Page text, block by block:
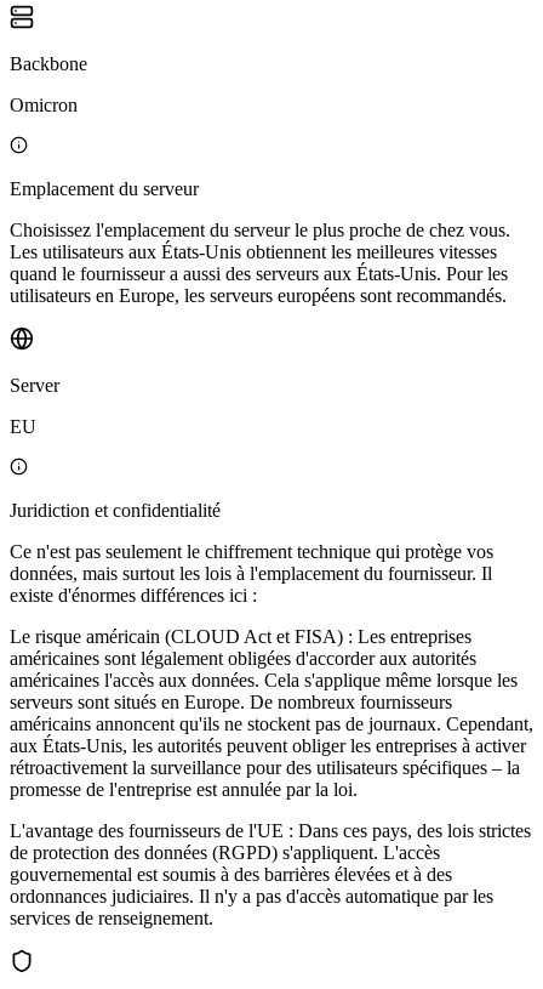
Backbone
Omicron
Emplacement du serveur
Choisissez l'emplacement du serveur le plus proche de chez vous.
Les utilisateurs aux États-Unis obtiennent les meilleures vitesses
quand le fournisseur a aussi des serveurs aux États-Unis. Pour les
utilisateurs en Europe, les serveurs européens sont recommandés.
Server
EU
Juridiction et confidentialité
Ce n'est pas seulement le chiffrement technique qui protège vos
données, mais surtout les lois à l'emplacement du fournisseur. Il
existe d'énormes différences ici :
Le risque américain (CLOUD Act et FISA) : Les entreprises
américaines sont légalement obligées d'accorder aux autorités
américaines l'accès aux données. Cela s'applique même lorsque les
serveurs sont situés en Europe. De nombreux fournisseurs
américains annoncent qu'ils ne stockent pas de journaux. Cependant,
aux États-Unis, les autorités peuvent obliger les entreprises à activer
rétroactivement la surveillance pour des utilisateurs spécifiques – la
promesse de l'entreprise est annulée par la loi.
L'avantage des fournisseurs de l'UE : Dans ces pays, des lois strictes
de protection des données (RGPD) s'appliquent. L'accès
gouvernemental est soumis à des barrières élevées et à des
ordonnances judiciaires. Il n'y a pas d'accès automatique par les
services de renseignement.